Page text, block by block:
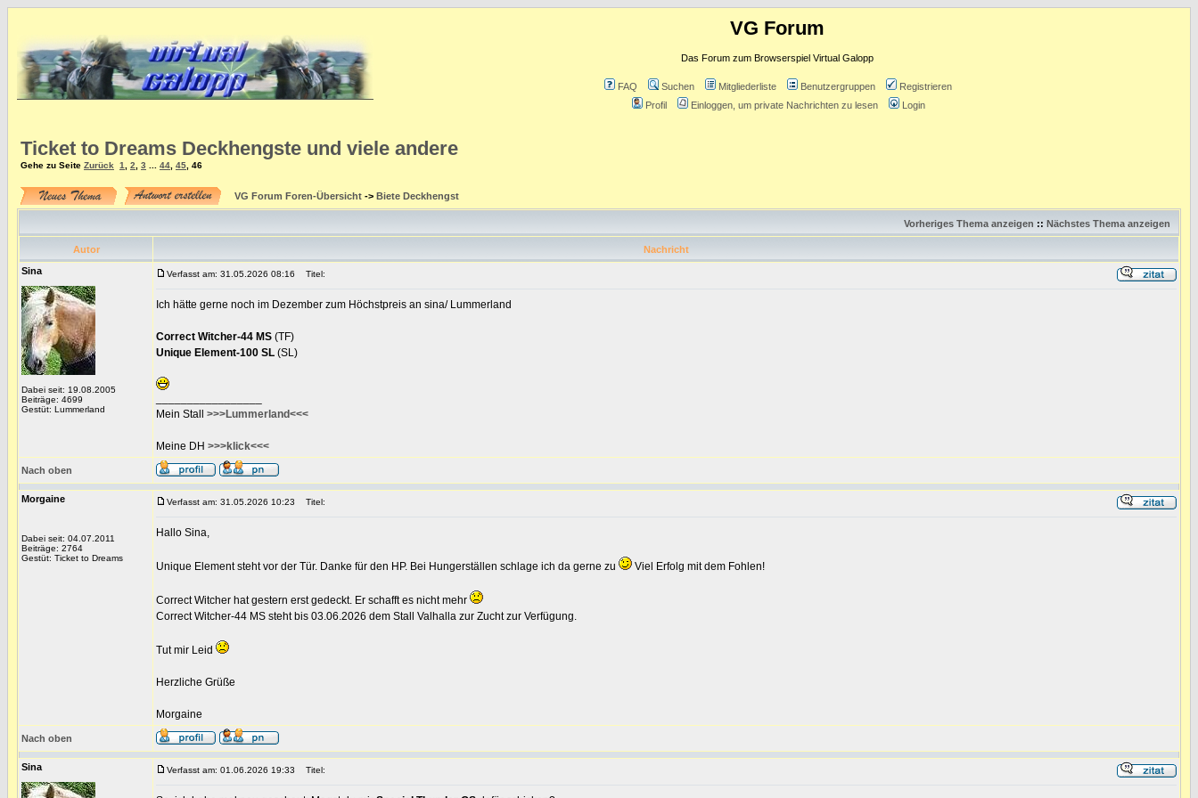
VG Forum
Das Forum zum Browserspiel Virtual Galopp
FAQ Suchen Mitgliederliste Benutzergruppen
Registrieren
Profil
Einloggen, um private Nachrichten zu lesen Login
Ticket to Dreams Deckhengste und viele andere
Gehe zu Seite Zurück 1 2 3 44 45 46
VG Forum Foren-Übersicht -> Biete Deckhengst
Vorheriges Thema anzeigen :: Nächstes Thema anzeigen
Autor
Nachricht
Sina
Dabei seit: 19.08.2005
Beiträge: 4699
Gestüt: Lummerland
Verfasst am: 31.05.2026 08:16 Titel:
Ich hätte gerne noch im Dezember zum Höchstpreis an sina/ Lummerland
Correct Witcher-44 MS (TF)
Unique Element-100 SL (SL)
Mein Stall >>>Lummerland<<<
Meine DH >>>klick<<<
Nach oben
Morgaine
Dabei seit: 04.07.2011
Beiträge: 2764
Gestüt: Ticket to Dreams
Verfasst am: 31.05.2026 10:23 Titel:
Hallo Sina,
Unique Element steht vor der Tür. Danke für den HP. Bei Hungerställen schlage ich da gerne zu Viel Erfolg mit dem Fohlen!
Correct Witcher hat gestern erst gedeckt. Er schafft es nicht mehr
Correct Witcher-44 MS steht bis 03.06.2026 dem Stall Valhalla zur Zucht zur Verfügung.
Tut mir Leid
Herzliche Grüße
Morgaine
Nach oben
Sina Verfasst am: 01.06.2026 19:33 Titel: